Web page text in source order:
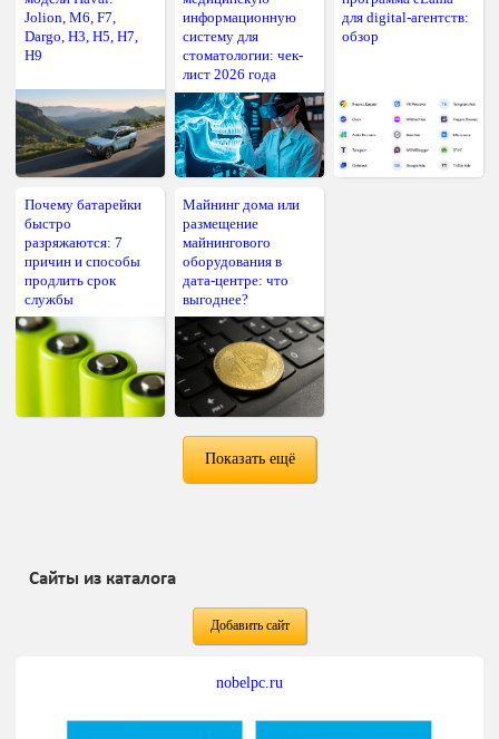
Jolion, M6, F7,
Dargo, H3, H5, H7,
H9
информационную
систему для
стоматологии: чек-
лист 2026 года
для digital-агентств:
обзор
Почему батарейки
быстро
разряжаются: 7
причин и способы
продлить срок
службы
Майнинг дома или
размещение
майнингового
оборудования в
дата-центре: что
выгоднее?
Показать ещё
Сайты из каталога
Добавить сайт
nobelpc.ru